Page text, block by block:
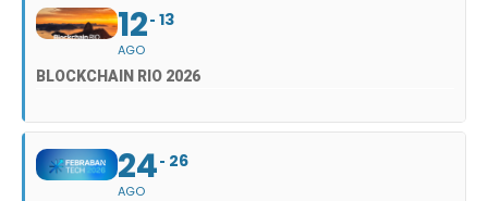
12
AGO
13
BLOCKCHAIN RIO 2026
24
AGO
26